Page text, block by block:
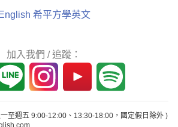
希平方學英文
加入我們 / 追蹤：
至週五 9:00-12:00、13:30-18:00，國定假日除外 )